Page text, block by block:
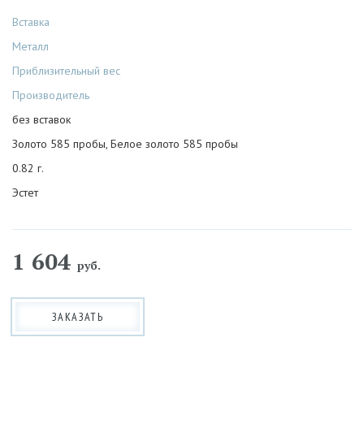
Вставка
Металл
Приблизительный вес
Производитель
без вставок
Золото 585 пробы, Белое золото 585 пробы
0.82 г.
Эстет
1 604 руб.
ЗАКАЗАТЬ